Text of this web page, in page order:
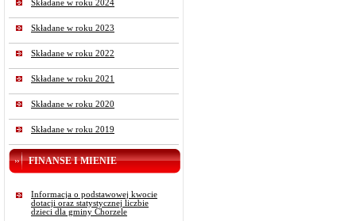
Składane w roku 2024
Składane w roku 2023
Składane w roku 2022
Składane w roku 2021
Składane w roku 2020
Składane w roku 2019
FINANSE I MIENIE
Informacja o podstawowej kwocie
dotacji oraz statystycznej liczbie
dzieci dla gminy Chorzele